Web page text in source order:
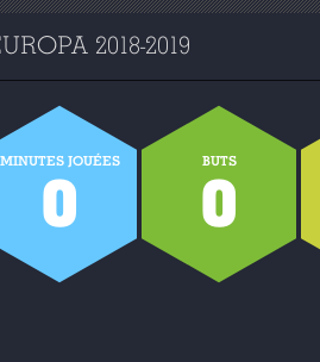
2018-2019
MINUTES JOUÉES
0
BUTS
0